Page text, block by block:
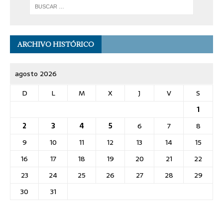
ARCHIVO HISTÓRICO
agosto 2026
D
L M X J V
S
1
2
3 4 5 6 7
8
9
10 11 12 13 14
15
16
17 18 19 20 21
22
23
24 25 26 27 28
29
30
31